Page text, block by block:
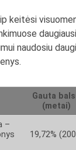
keitėsi
naudosiu
Gauta
(metai)
–
19,72%